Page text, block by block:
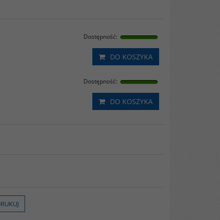
Dostępność:
DO KOSZYKA
Dostępność:
DO KOSZYKA